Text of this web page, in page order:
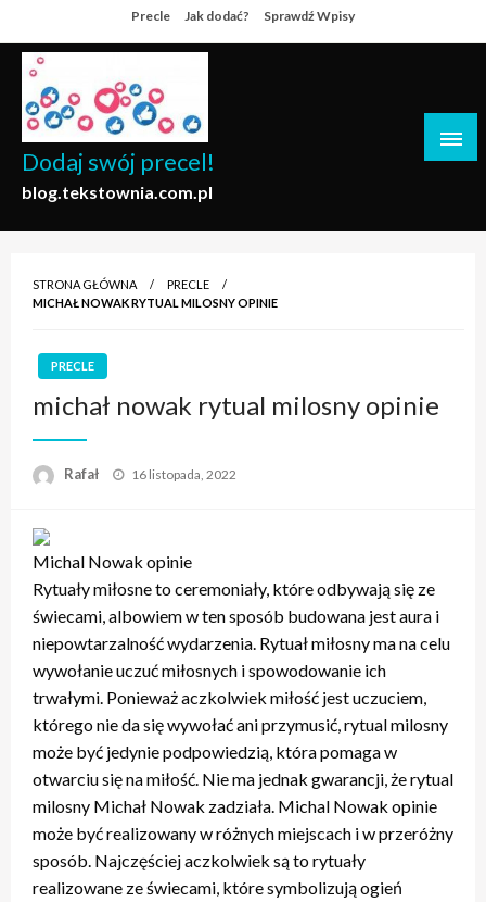
to
content
Precle Jak dodać? Sprawdź Wpisy
Dodaj swój precel!
blog.tekstownia.com.pl
STRONA GŁÓWNA
PRECLE
MICHAŁ NOWAK RYTUAL MILOSNY OPINIE
PRECLE
michał nowak rytual milosny opinie
Rafał
Opublikowane
16 listopada, 2022
Michal Nowak opinie
Rytuały miłosne to ceremoniały, które odbywają się ze
świecami, albowiem w ten sposób budowana jest aura i
niepowtarzalność wydarzenia. Rytuał miłosny ma na celu
wywołanie uczuć miłosnych i spowodowanie ich
trwałymi. Ponieważ aczkolwiek miłość jest uczuciem,
którego nie da się wywołać ani przymusić, rytual milosny
może być jedynie podpowiedzią, która pomaga w
otwarciu się na miłość. Nie ma jednak gwarancji, że rytual
milosny Michał Nowak zadziała. Michal Nowak opinie
może być realizowany w różnych miejscach i w przeróżny
sposób. Najczęściej aczkolwiek są to rytuały
realizowane ze świecami, które symbolizują ogień